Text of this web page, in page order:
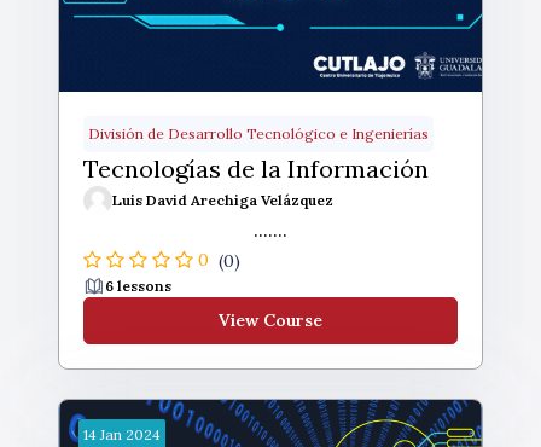
División de Desarrollo Tecnológico e Ingenierías
Tecnologías de la Información
Luis David Arechiga Velázquez
.......
0 (0)
6 lessons
View Course
14 Jan 2024